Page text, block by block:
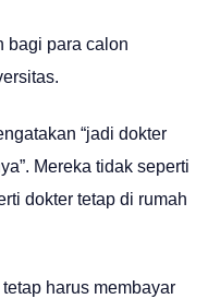
bagi para calon
“jadi dokter
Mereka tidak seperti
dokter tetap di rumah
harus membayar